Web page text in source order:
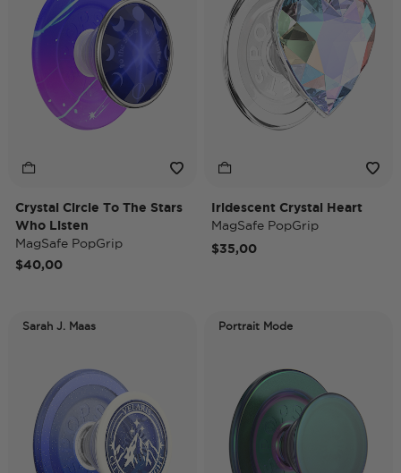
Crystal Circle To The Stars
Who Listen
MagSafe PopGrip
$40,00
Iridescent Crystal Heart
MagSafe PopGrip
$35,00
Sarah J. Maas Portrait Mode